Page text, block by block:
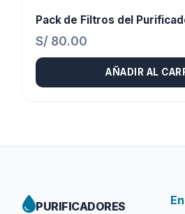
Pack de Filtros del
S/ 80.00
AÑADIR AL
PURIFICADORES